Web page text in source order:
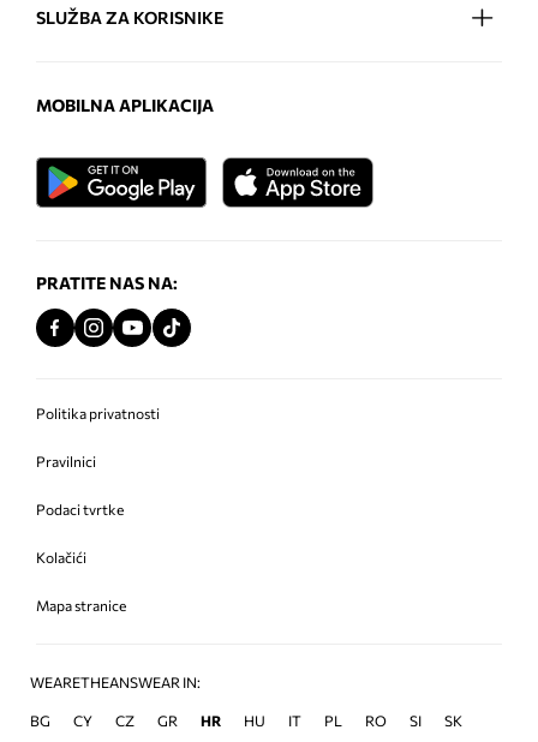
SLUŽBA ZA KORISNIKE
MOBILNA APLIKACIJA
PRATITE NAS NA:
Politika privatnosti
Pravilnici
Podaci tvrtke
Kolačići
Mapa stranice
WEARETHEANSWEAR IN:
BG CY CZ GR HR HU IT PL RO SI SK